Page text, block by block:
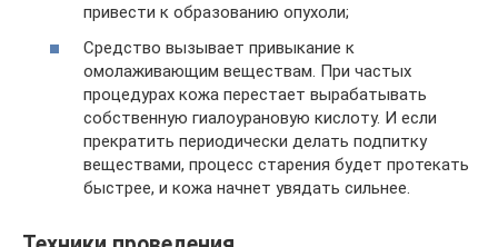
привести к образованию опухоли;
Средство вызывает привыкание к
омолаживающим веществам. При частых
процедурах кожа перестает вырабатывать
собственную гиалоурановую кислоту. И если
прекратить периодически делать подпитку
веществами, процесс старения будет протекать
быстрее, и кожа начнет увядать сильнее.